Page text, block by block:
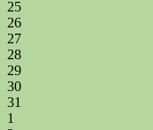
25
26
27
28
29
30
31
1